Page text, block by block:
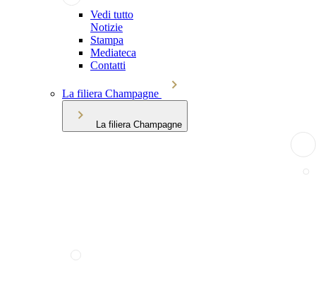
Vedi tutto
Notizie
Stampa
Mediateca
Contatti
La filiera Champagne
La filiera Champagne